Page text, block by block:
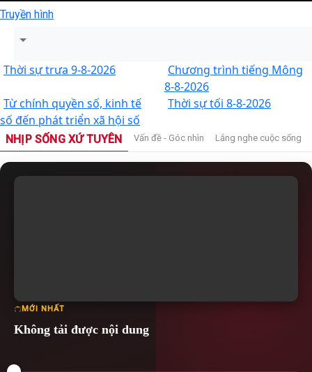
Truyền hình
Thời sự trưa 9-8-2026
Chương trình tiếng Mông
8-8-2026
Từ chính quyền số, kinh tế
số đến phát triển xã hội số
Thời sự tối 8-8-2026
NHỊP SỐNG XỨ TUYÊN Vấn đề - Góc nhìn Lắng nghe cuộc sống
MỚI NHẤT
Không tải được nội dung